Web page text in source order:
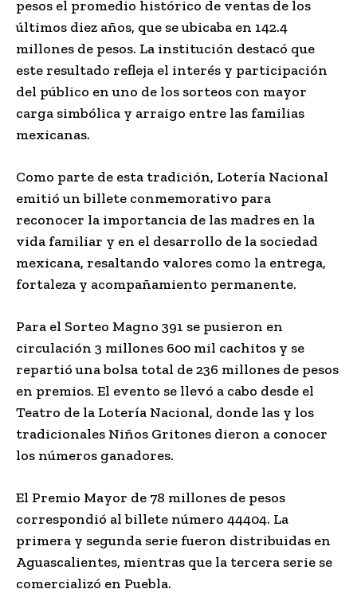
pesos el promedio histórico de ventas de los
últimos diez años, que se ubicaba en 142.4
millones de pesos. La institución destacó que
este resultado refleja el interés y participación
del público en uno de los sorteos con mayor
carga simbólica y arraigo entre las familias
mexicanas.
Como parte de esta tradición, Lotería Nacional
emitió un billete conmemorativo para
reconocer la importancia de las madres en la
vida familiar y en el desarrollo de la sociedad
mexicana, resaltando valores como la entrega,
fortaleza y acompañamiento permanente.
Para el Sorteo Magno 391 se pusieron en
circulación 3 millones 600 mil cachitos y se
repartió una bolsa total de 236 millones de pesos
en premios. El evento se llevó a cabo desde el
Teatro de la Lotería Nacional, donde las y los
tradicionales Niños Gritones dieron a conocer
los números ganadores.
El Premio Mayor de 78 millones de pesos
correspondió al billete número 44404. La
primera y segunda serie fueron distribuidas en
Aguascalientes, mientras que la tercera serie se
comercializó en Puebla.